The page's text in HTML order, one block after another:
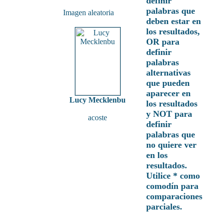
Imagen aleatoria
Lucy Mecklenbu
acoste
palabras que
deben estar en
los resultados,
OR para
definir
palabras
alternativas
que pueden
aparecer en
los resultados
y NOT para
definir
palabras que
no quiere ver
en los
resultados.
Utilice * como
comodín para
comparaciones
parciales.